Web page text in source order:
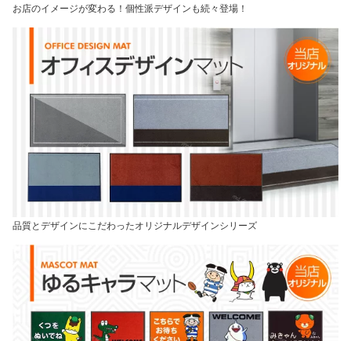
お店のイメージが変わる！個性派デザインも続々登場！
品質とデザインにこだわったオリジナルデザインシリーズ